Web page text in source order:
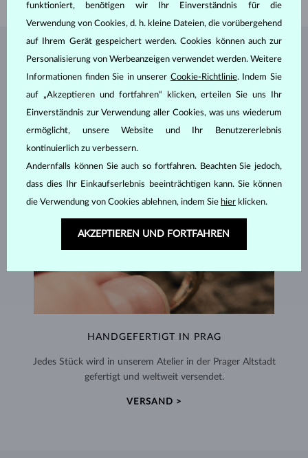
SCHMUCK AUS DEMKLENOTA ATELIER
HANDGEFERTIGT IN PRAG
Jedes Stück wird in unserem Atelier in der Prager Altstadt
gefertigt und weltweit versendet.
VERSAND >
funktioniert, benötigen wir Ihr Einverständnis für die
Verwendung von Cookies, d. h. kleine Dateien, die vorübergehend
auf Ihrem Gerät gespeichert werden. Cookies können auch zur
Personalisierung von Werbeanzeigen verwendet werden. Weitere
Informationen finden Sie in unserer Cookie-Richtlinie. Indem Sie
auf „Akzeptieren und fortfahren“ klicken, erteilen Sie uns Ihr
Einverständnis zur Verwendung aller Cookies, was uns wiederum
ermöglicht, unsere Website und Ihr Benutzererlebnis
kontinuierlich zu verbessern.
Andernfalls können Sie auch so fortfahren. Beachten Sie jedoch,
dass dies Ihr Einkaufserlebnis beeinträchtigen kann. Sie können
die Verwendung von Cookies ablehnen, indem Sie hier klicken.
AKZEPTIEREN UND FORTFAHREN